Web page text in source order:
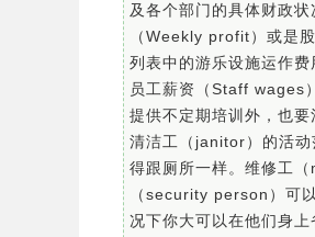
及各个部门的具体财政
（Weekly profit）或是
列表中的游乐设施运作
员工薪资（Staff wages
提供不定期培训外，也要
清洁工（janitor）的活动
得跟厕所一样。维修工
（security person）可
况下你大可以在他们身